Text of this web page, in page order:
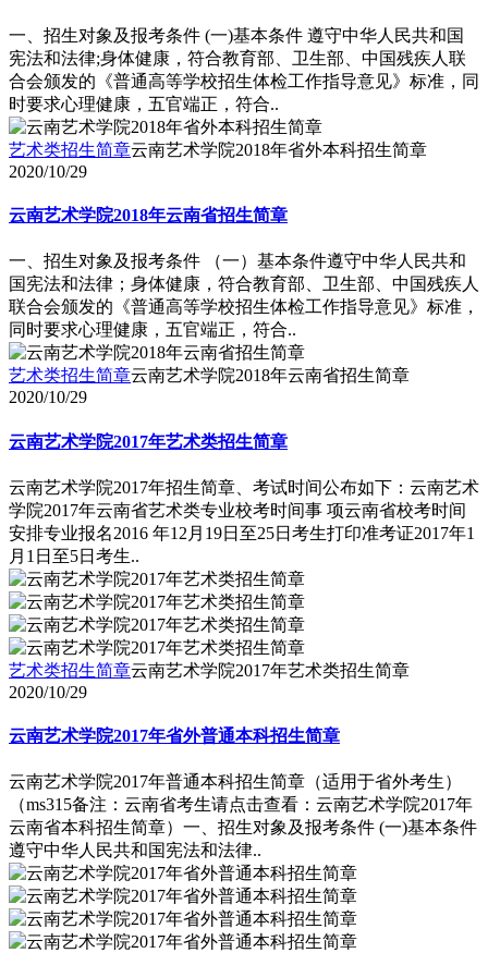
一、招生对象及报考条件 (一)基本条件 遵守中华人民共和国
宪法和法律;身体健康，符合教育部、卫生部、中国残疾人联
合会颁发的《普通高等学校招生体检工作指导意见》标准，同
时要求心理健康，五官端正，符合..
艺术类招生简章云南艺术学院2018年省外本科招生简章
2020/10/29
云南艺术学院2018年云南省招生简章
一、招生对象及报考条件 （一）基本条件遵守中华人民共和
国宪法和法律；身体健康，符合教育部、卫生部、中国残疾人
联合会颁发的《普通高等学校招生体检工作指导意见》标准，
同时要求心理健康，五官端正，符合..
艺术类招生简章云南艺术学院2018年云南省招生简章
2020/10/29
云南艺术学院2017年艺术类招生简章
云南艺术学院2017年招生简章、考试时间公布如下：云南艺术
学院2017年云南省艺术类专业校考时间事 项云南省校考时间
安排专业报名2016 年12月19日至25日考生打印准考证2017年1
月1日至5日考生..
艺术类招生简章云南艺术学院2017年艺术类招生简章
2020/10/29
云南艺术学院2017年省外普通本科招生简章
云南艺术学院2017年普通本科招生简章（适用于省外考生）
（ms315备注：云南省考生请点击查看：云南艺术学院2017年
云南省本科招生简章）一、招生对象及报考条件 (一)基本条件
遵守中华人民共和国宪法和法律..